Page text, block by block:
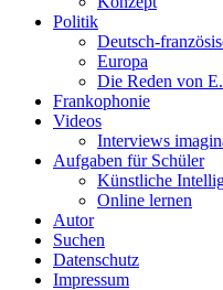
Politik
Deutsch-
Europa
Die Reden von
Frankophonie
Videos
Interviews
Aufgaben für Schüler
Künstliche
Online lernen
Autor
Suchen
Datenschutz
Impressum